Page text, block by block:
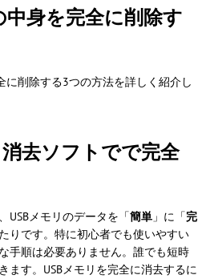
中身を完全に削除す
に削除する3つの方法を詳しく紹介し
去ソフトでで完全
USBメモリのデータを「簡単 」に「完
りです。特に初心者でも使いやすい
手順は必要ありません。誰でも短時
ます。USBメモリを完全に消去するに